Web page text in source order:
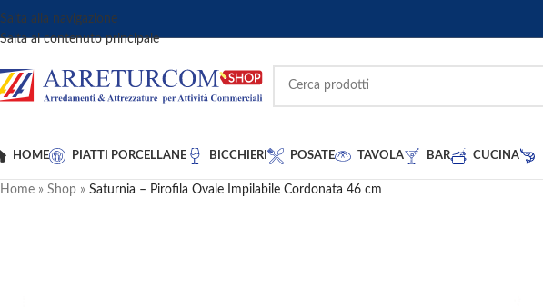
Salta alla navigazione
Salta al contenuto principale
HOME PIATTI PORCELLANE BICCHIERI POSATE TAVOLA BAR CUCINA
Home » Shop » Saturnia – Pirofila Ovale Impilabile Cordonata 46 cm